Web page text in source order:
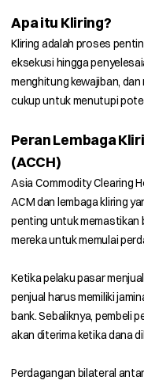
Apa itu Kliring?
Kliring adalah proses
eksekusi hingga
menghitung kewajiban,
cukup untuk menutupi
Peran Lembaga
(ACCH)
Asia Commodity Clearing
ACM dan lembaga kliring
penting untuk memastikan
mereka untuk memulai
Ketika pelaku pasar
penjual harus memiliki
bank. Sebaliknya, pembeli
akan diterima ketika dana
Perdagangan bilateral